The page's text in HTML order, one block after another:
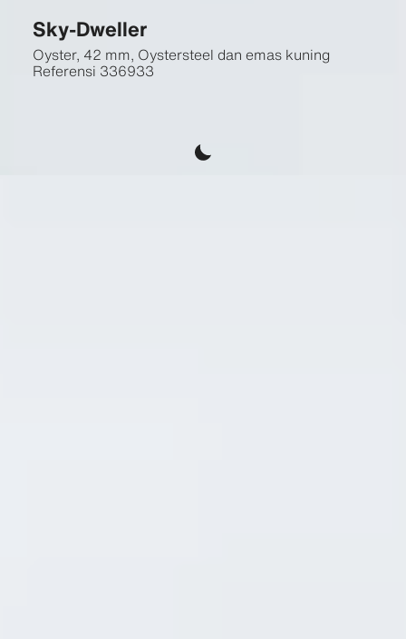
Sky-Dweller
Oyster, 42 mm, Oystersteel dan emas kuning
Referensi 336933